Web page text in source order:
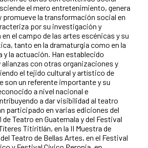
el mero entretenimiento, genera
la transformación social en
por su investigación y
el campo de las artes escénicas y su
tanto en la dramaturgia como en la
y la actuación. Han establecido
con otras organizaciones y
el tejido cultural y artístico de
son un referente importante y su
a nivel nacional e
a dar visibilidad al teatro
participado en varias ediciones del
Teatro en Guatemala y del Festival
Titiritlán, en la II Muestra de
Teatro de Bellas Artes, en el Festival